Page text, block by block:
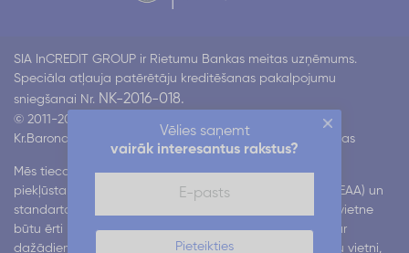
Vēlies saņemt
vairāk interesantus rakstus?
Pieteikties
SIA InCREDIT GROUP ir Rietumu Bankas meitas uzņēmums.
Speciāla atļauja patērētāju kreditēšanas pakalpojumu
sniegšanai Nr. NK-2016-018.
© 2011-2026 Incredit
Kr.Barona 130 k4, Rīga LV-1012
Visas tiesības aizsargātas
Mēs tiecamies nodrošināt mūsu digitālo pakalpojumu
piekļūstamību atbilstoši Eiropas piekļūstamības aktam (EAA) un
standartam EN 301 549. Mēs strādājam pie tā, lai mūsu vietne
būtu ērti lietojama visiem lietotājiem, tostarp cilvēkiem ar
dažādiem funkcionāliem traucējumiem. Ja, lietojot mūsu vietni,